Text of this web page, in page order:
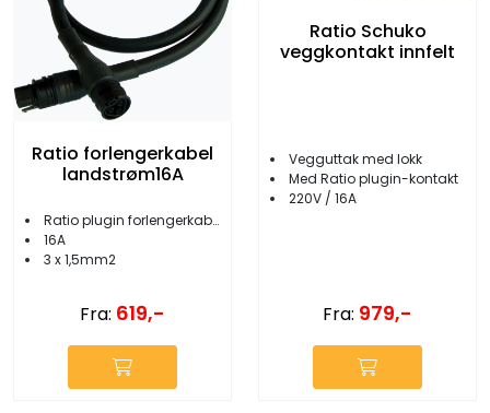
Ratio forlengerkabel
landstrøm16A
Ratio plugin forlengerkabel
16A
3 x 1,5mm2
Fra: 619,-
Ratio Schuko
veggkontakt innfelt
Vegguttak med lokk
Med Ratio plugin-kontakt
220V / 16A
Fra: 979,-